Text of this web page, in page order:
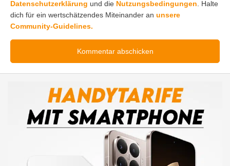
Datenschutzerklärung und die Nutzungsbedingungen. Halte
dich für ein wertschätzendes Miteinander an unsere
Community-Guidelines.